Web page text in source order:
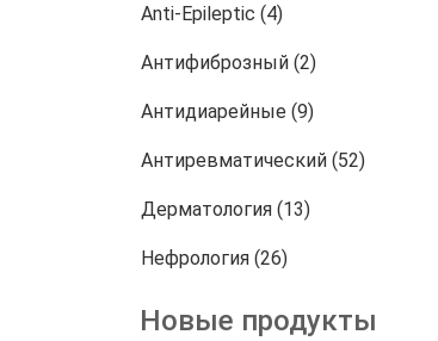
Anti-Epileptic (4)
Антифиброзный (2)
Антидиарейные (9)
Антиревматический (52)
Дерматология (13)
Нефрология (26)
онкология (772)
Новые продукты